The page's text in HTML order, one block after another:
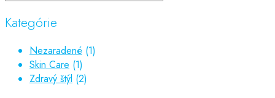
Kategórie
Nezaradené (1)
Skin Care (1)
Zdravý štýl (2)